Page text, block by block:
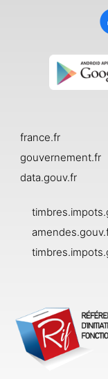
france.fr
gouvernement.fr
data.gouv.fr